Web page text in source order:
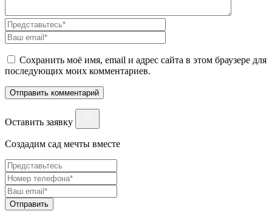
Сохранить моё имя, email и адрес сайта в этом браузере для
последующих моих комментариев.
Оставить заявку
Создадим сад мечты вместе
Отправить